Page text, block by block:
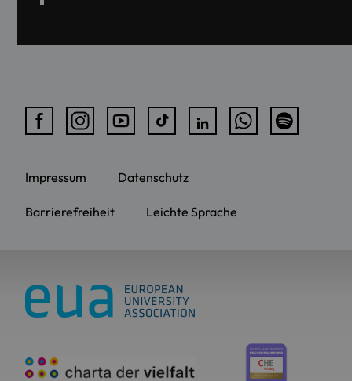
Impressum Datenschutz
Barrierefreiheit Leichte Sprache